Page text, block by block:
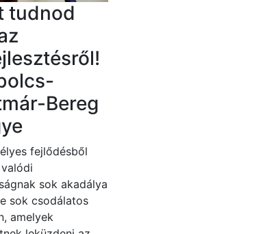
tudnod
Bereg
fejlődésből
sok akadálya
sok csodálatos
amelyek